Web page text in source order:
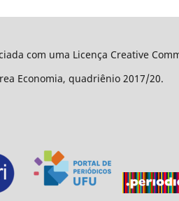
com uma Licença Creative
Economia, quadriênio 2017/20.